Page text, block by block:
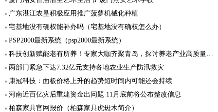
广东湛江农垦积极应用推广菠萝机械化种植
宅基地没有确权能补办吗（宅基地没有确权怎么办）
PSP2000最新系统（psp2000最新系统）
科技创新赋能老有所养！专家大咖齐聚青岛，探讨养老产业高质量发展“突破口”
两部门紧急下达7.32亿元支持各地农业生产防汛救灾
康冠科技：面板价格上升的趋势短时间内可能还会持续
河南近百亿灾后重建资金出问题 11月底前将公布整改信息
柏森家具官网报价（柏森家具虎斑木简介）